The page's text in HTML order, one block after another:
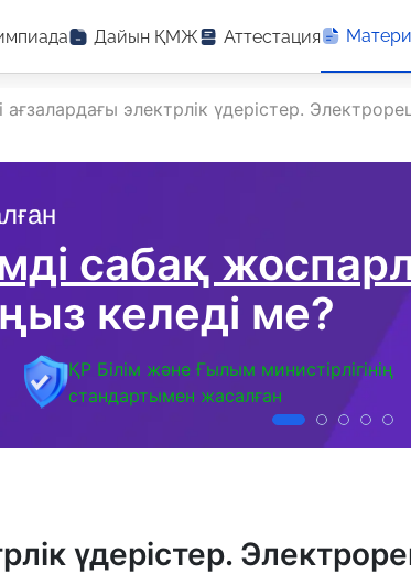
Дайын ҚМЖ Аттестация
сабақ
келеді ме?
ҚР Білім және Ғылым министірлігінің
стандартымен жасалған
ағзалардағы электрлік үдерістер.
үдерістер.